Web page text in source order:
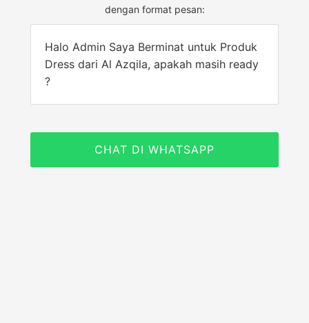
dengan format pesan:
Halo Admin Saya Berminat untuk Produk
Dress dari Al Azqila, apakah masih ready
?
CHAT DI WHATSAPP